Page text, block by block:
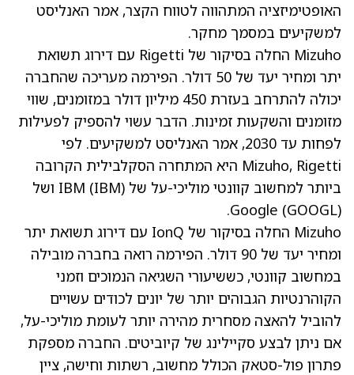
האופטימיזציה המתהווה לטווח הקצר, אמר האנליסט
למשקיעים במסמך מחקר.
Mizuho החלה בסיקור של Rigetti עם דירוג תשואת
יתר ומחיר יעד של 50 דולר. הפירמה מעריכה שהחברה
יכולה להתרחב בעזרת 450 מיליון דולר במזומנים, שווי
מזומנים והשקעות זמינות. הדבר עשוי להספיק לפעילות
לפחות עד 2030, אמר האנליסט למשקיעים. לפי
Mizuho, Rigetti היא המתחרה הסקלבילית הקרובה
ביותר למחשוב קוונטי מוליכי-על של IBM (IBM)
ושל
Google (GOOGL)
.
Mizuho החלה בסיקור של IonQ עם דירוג תשואת יתר
ומחיר יעד של 90 דולר. הפירמה רואה בחברה מובילה
במחשוב קוונטי, כששיעורי השגיאה הנמוכים וזמני
הקוהרנטיות הגבוהים יותר של יונים לכודים עשויים
להוביל להאצה מסחרית מהירה יותר לעומת מוליכי-על,
אם ניתן לבצע סקיילינג של קיוביטים. החברה מספקת
פתרון פול-סטאק הכולל מחשוב, רשתות וחישה, ציין